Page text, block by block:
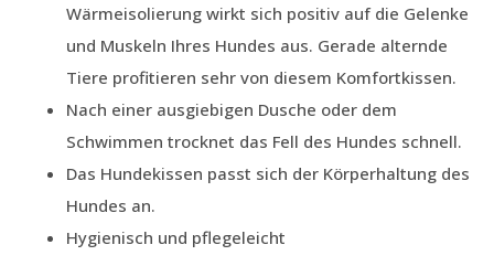
Wärmeisolierung wirkt sich positiv auf die Gelenke
und Muskeln Ihres Hundes aus. Gerade alternde
Tiere profitieren sehr von diesem Komfortkissen.
Nach einer ausgiebigen Dusche oder dem
Schwimmen trocknet das Fell des Hundes schnell.
Das Hundekissen passt sich der Körperhaltung des
Hundes an.
Hygienisch und pflegeleicht